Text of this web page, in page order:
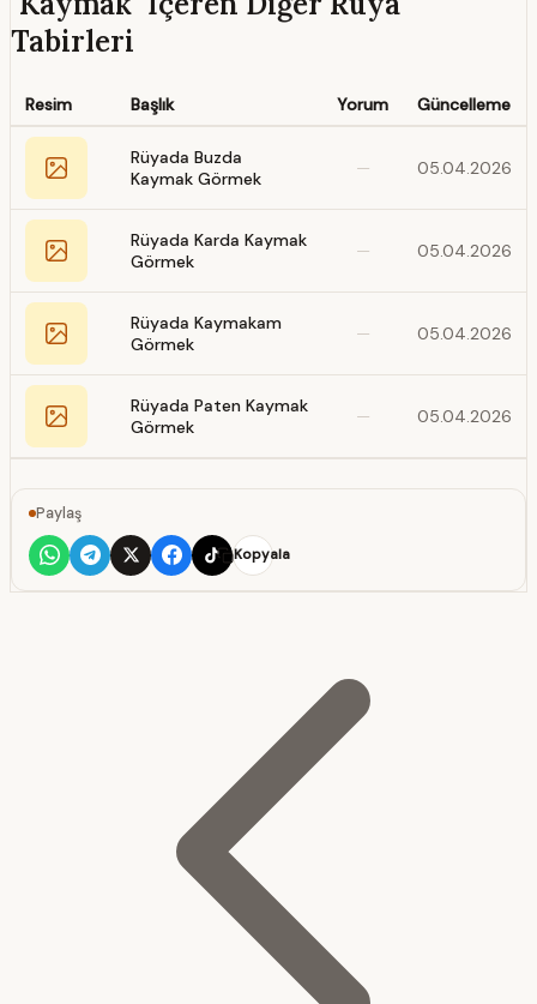
Tabirleri
Resim Başlık Yorum Güncelleme
Rüyada Buzda
Kaymak Görmek
— 05.04.2026
Rüyada Karda Kaymak
Görmek
— 05.04.2026
Rüyada Kaymakam
Görmek
— 05.04.2026
Rüyada Paten Kaymak
Görmek
— 05.04.2026
Paylaş
Kopyala